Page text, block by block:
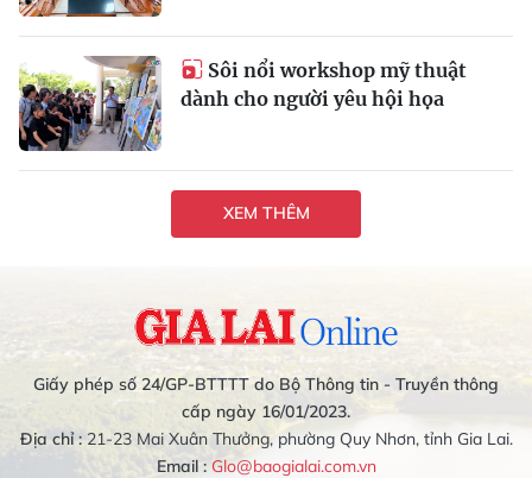
Sôi nổi workshop mỹ thuật
dành cho người yêu hội họa
XEM THÊM
Giấy phép số 24/GP-BTTTT do Bộ Thông tin - Truyền thông
cấp ngày 16/01/2023.
Địa chỉ :21-23 Mai Xuân Thưởng, phường Quy Nhơn, tỉnh Gia Lai.
Email : Glo@baogialai.com.vn